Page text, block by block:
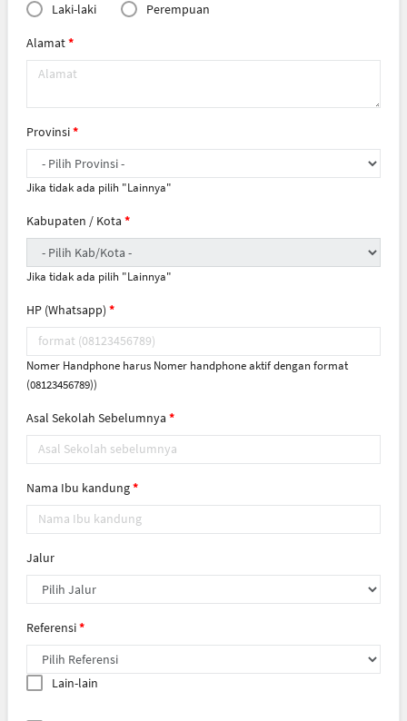
Laki-laki
Perempuan
Alamat
Provinsi
Jika tidak ada pilih "Lainnya"
Kabupaten / Kota
Jika tidak ada pilih "Lainnya"
HP (Whatsapp)
Nomer Handphone harus Nomer handphone aktif dengan format
(08123456789))
Asal Sekolah Sebelumnya
Nama Ibu kandung
Jalur
Referensi
Lain-lain